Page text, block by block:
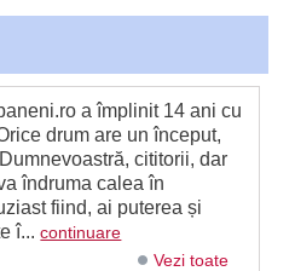
a împlinit 14 ani cu
drum are un început,
cititorii, dar
îndruma calea în
fiind, ai puterea și
î...continuare
Vezi toate